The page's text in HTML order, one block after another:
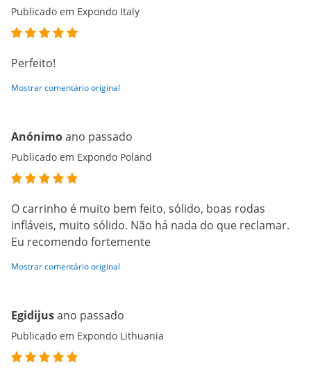
Publicado em Expondo Italy
Perfeito!
Mostrar comentário original
Anónimoano passado
Publicado em Expondo Poland
O carrinho é muito bem feito, sólido, boas rodas
infláveis, muito sólido. Não há nada do que reclamar.
Eu recomendo fortemente
Mostrar comentário original
Egidijusano passado
Publicado em Expondo Lithuania